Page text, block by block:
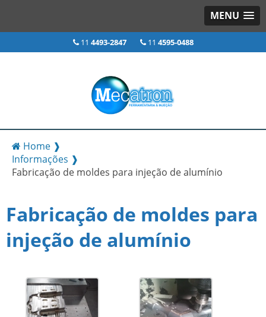
MENU
11 4493-2847 11 4595-0488
Home ❱
Informações ❱
Fabricação de moldes para injeção de alumínio
Fabricação de moldes para
injeção de alumínio